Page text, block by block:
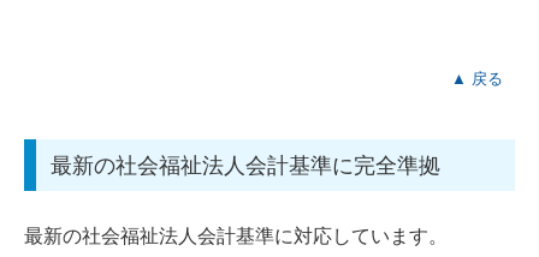
▲ 戻る
最新の社会福祉法人会計基準に完全準拠
最新の社会福祉法人会計基準に対応しています。